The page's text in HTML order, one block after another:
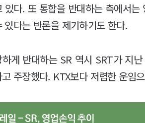
있다. 또 통합을 반대하는 측에서
있다는 반론을 제기하기도 한다.
게 반대하는 SR 역시 SRT가 지
주장했다. KTX보다 저렴한 운임